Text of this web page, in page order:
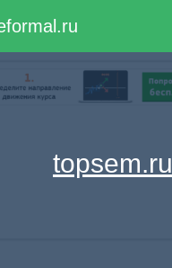
topsem.ru